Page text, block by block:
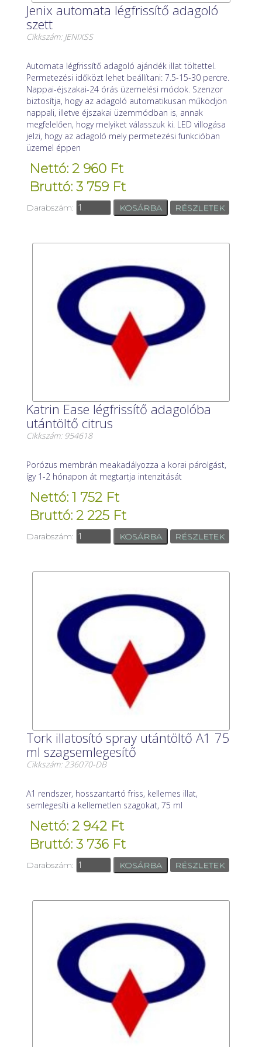
Jenix automata légfrissítő adagoló
szett
Cikkszám: JENIXSS
Automata légfrissítő adagoló ajándék illat töltettel.
Permetezési időközt lehet beállítani: 7.5-15-30 percre.
Nappai-éjszakai-24 órás üzemelési módok. Szenzor
biztosítja, hogy az adagoló automatikusan működjön
nappali, illetve éjszakai üzemmódban is, annak
megfelelően, hogy melyiket válasszuk ki. LED villogása
jelzi, hogy az adagoló mely permetezési funkcióban
üzemel éppen
Nettó: 2 960 Ft
Bruttó: 3 759 Ft
Darabszám: RÉSZLETEK
Katrin Ease légfrissítő adagolóba
utántöltő citrus
Cikkszám: 954618
Porózus membrán meakadályozza a korai párolgást,
így 1-2 hónapon át megtartja intenzitását
Nettó: 1 752 Ft
Bruttó: 2 225 Ft
Darabszám: RÉSZLETEK
Tork illatosító spray utántöltő A1 75
ml szagsemlegesítő
Cikkszám: 236070-DB
A1 rendszer, hosszantartó friss, kellemes illat,
semlegesíti a kellemetlen szagokat, 75 ml
Nettó: 2 942 Ft
Bruttó: 3 736 Ft
Darabszám: RÉSZLETEK